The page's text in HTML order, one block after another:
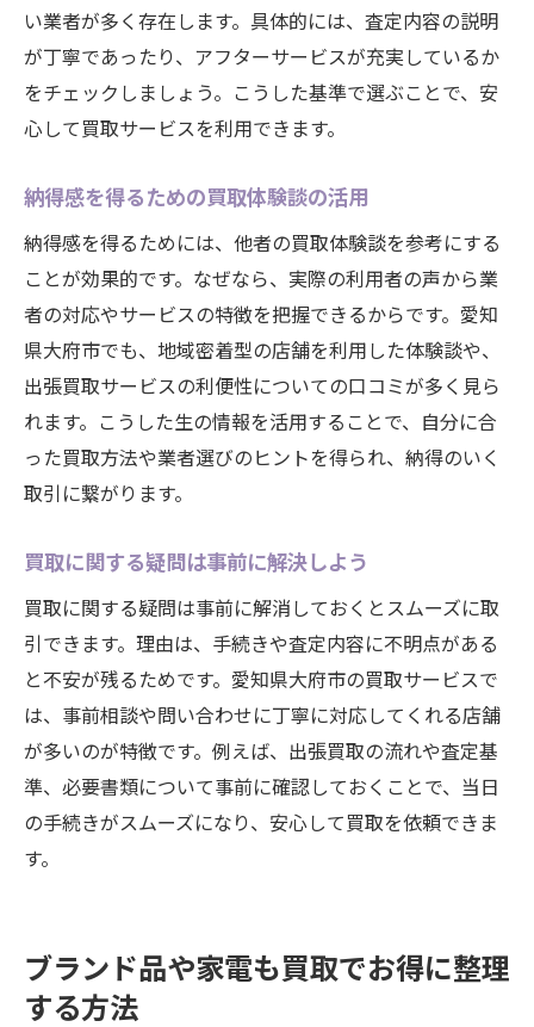
い業者が多く存在します。具体的には、査定内容の説明
が丁寧であったり、アフターサービスが充実しているか
をチェックしましょう。こうした基準で選ぶことで、安
心して買取サービスを利用できます。
納得感を得るための買取体験談の活用
納得感を得るためには、他者の買取体験談を参考にする
ことが効果的です。なぜなら、実際の利用者の声から業
者の対応やサービスの特徴を把握できるからです。愛知
県大府市でも、地域密着型の店舗を利用した体験談や、
出張買取サービスの利便性についての口コミが多く見ら
れます。こうした生の情報を活用することで、自分に合
った買取方法や業者選びのヒントを得られ、納得のいく
取引に繋がります。
買取に関する疑問は事前に解決しよう
買取に関する疑問は事前に解消しておくとスムーズに取
引できます。理由は、手続きや査定内容に不明点がある
と不安が残るためです。愛知県大府市の買取サービスで
は、事前相談や問い合わせに丁寧に対応してくれる店舗
が多いのが特徴です。例えば、出張買取の流れや査定基
準、必要書類について事前に確認しておくことで、当日
の手続きがスムーズになり、安心して買取を依頼できま
す。
ブランド品や家電も買取でお得に整理
する方法